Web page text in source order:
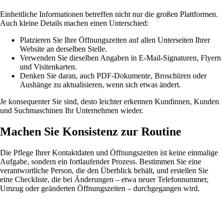
Einheitliche Informationen betreffen nicht nur die großen Plattformen.
Auch kleine Details machen einen Unterschied:
Platzieren Sie Ihre Öffnungszeiten auf allen Unterseiten Ihrer
Website an derselben Stelle.
Verwenden Sie dieselben Angaben in E-Mail-Signaturen, Flyern
und Visitenkarten.
Denken Sie daran, auch PDF-Dokumente, Broschüren oder
Aushänge zu aktualisieren, wenn sich etwas ändert.
Je konsequenter Sie sind, desto leichter erkennen Kundinnen, Kunden
und Suchmaschinen Ihr Unternehmen wieder.
Machen Sie Konsistenz zur Routine
Die Pflege Ihrer Kontaktdaten und Öffnungszeiten ist keine einmalige
Aufgabe, sondern ein fortlaufender Prozess. Bestimmen Sie eine
verantwortliche Person, die den Überblick behält, und erstellen Sie
eine Checkliste, die bei Änderungen – etwa neuer Telefonnummer,
Umzug oder geänderten Öffnungszeiten – durchgegangen wird.